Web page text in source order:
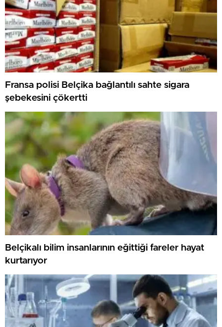
Fransa polisi Belçika bağlantılı sahte sigara
şebekesini çökertti
Belçikalı bilim insanlarının eğittiği fareler hayat
kurtarıyor